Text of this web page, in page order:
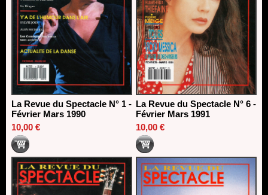
La Revue du Spectacle N° 1 -
Février Mars 1990
10,00 €
La Revue du Spectacle N° 6 -
Février Mars 1991
10,00 €